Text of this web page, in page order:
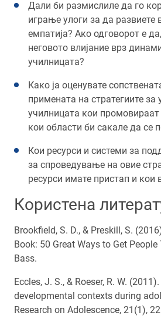
Дали би размислиле да го
играње улоги за да развиете
емпатија? Ако одговорот е
неговото влијание врз
училницата?
Како ја оценувате
примената на стратегиите
училницата кои
кои области би сакале да се
Кои ресурси и системи за
за спроведување на овие
ресурси имате пристап и кои
Користена
Brookfield, S. D., & Preskill, S.
Book: 50 Great Ways to Get
Bass.
Eccles, J. S., & Roeser, R. W.
developmental contexts during
Research on Adolescence, 21(1),